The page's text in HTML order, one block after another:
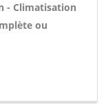
- Climatisation
ou